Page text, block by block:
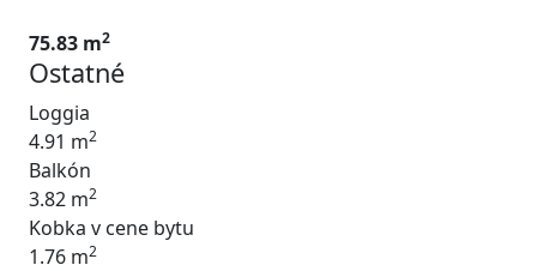
75.83 m2
Ostatné
Loggia
4.91 m2
Balkón
3.82 m2
Kobka v cene bytu
1.76 m2